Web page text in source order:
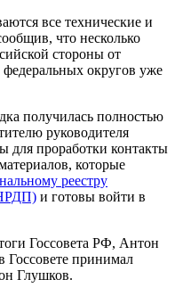
все технические и
что несколько
стороны от
округов уже
получилась полностью
руководителя
для проработки контакты
которые
реестру
и готовы войти в
Госсовета РФ, Антон
Госсовете принимал
Глушков.